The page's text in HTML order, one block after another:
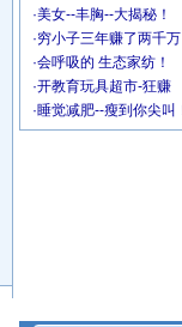
·美女--丰胸--大揭秘！
·穷小子三年赚了两千万
·会呼吸的 生态家纺！
·开教育玩具超市-狂赚
·睡觉减肥--瘦到你尖叫